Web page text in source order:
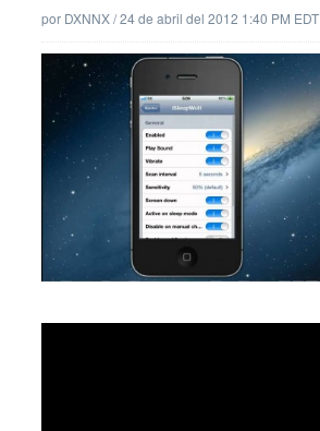
por DXNNX/24 de abril del 2012 1:40 PM EDT